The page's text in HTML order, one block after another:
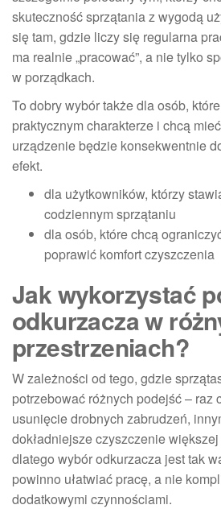
skuteczność sprzątania z wygodą
się tam, gdzie liczy się regularna
ma realnie „pracować”, a nie tylko
w porządkach.
To dobry wybór także dla osób,
praktycznym charakterze i chcą
urządzenie będzie konsekwentnie
efekt.
dla użytkowników, którzy
codziennym sprzątaniu
dla osób, które chcą
poprawić komfort czyszczenia
Jak wykorzystać
odkurzacza w
przestrzeniach?
W zależności od tego, gdzie
potrzebować różnych podejść – raz
usunięcie drobnych zabrudzeń,
dokładniejsze czyszczenie
dlatego wybór odkurzacza jest tak
powinno ułatwiać pracę, a nie
dodatkowymi czynnościami.